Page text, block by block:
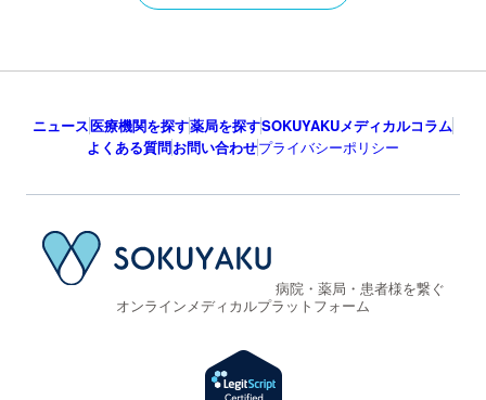
ニュース医療機関を探す薬局を探すSOKUYAKUメディカルコラム
よくある質問お問い合わせプライバシーポリシー
病院・薬局・患者様を繋ぐ
オンラインメディカルプラットフォーム